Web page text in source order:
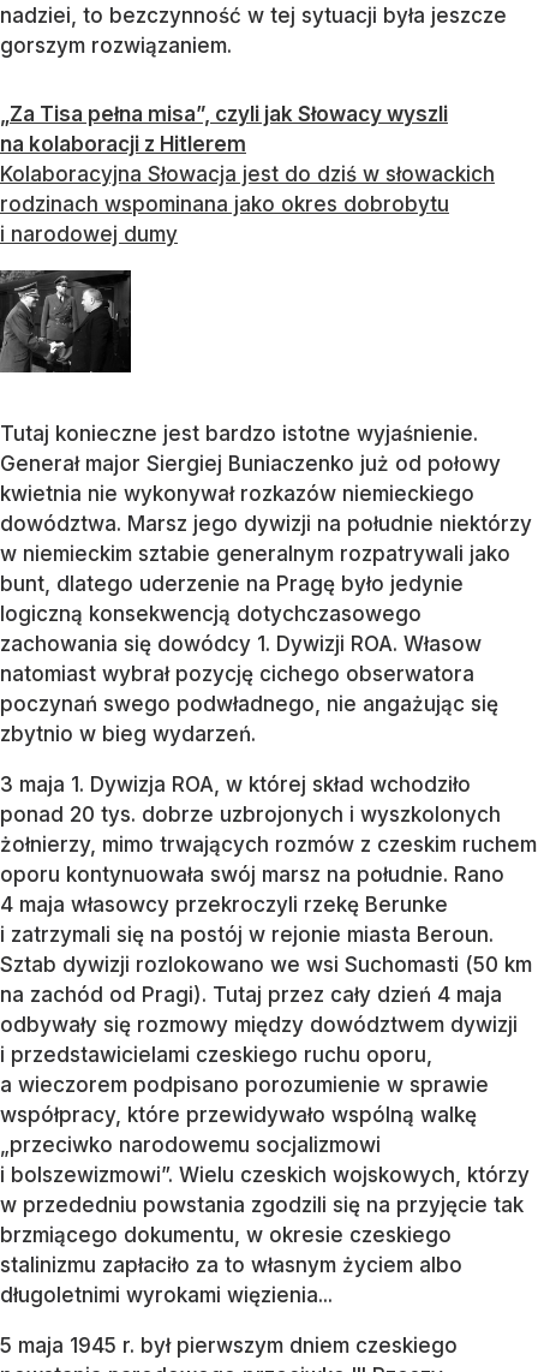
nadziei, to bezczynność w tej sytuacji była jeszcze
gorszym rozwiązaniem.
„Za Tisa pełna misa”, czyli jak Słowacy wyszli
na kolaboracji z Hitlerem
Kolaboracyjna Słowacja jest do dziś w słowackich
rodzinach wspominana jako okres dobrobytu
i narodowej dumy
Tutaj konieczne jest bardzo istotne wyjaśnienie.
Generał major Siergiej Buniaczenko już od połowy
kwietnia nie wykonywał rozkazów niemieckiego
dowództwa. Marsz jego dywizji na południe niektórzy
w niemieckim sztabie generalnym rozpatrywali jako
bunt, dlatego uderzenie na Pragę było jedynie
logiczną konsekwencją dotychczasowego
zachowania się dowódcy 1. Dywizji ROA. Własow
natomiast wybrał pozycję cichego obserwatora
poczynań swego podwładnego, nie angażując się
zbytnio w bieg wydarzeń.
3 maja 1. Dywizja ROA, w której skład wchodziło
ponad 20 tys. dobrze uzbrojonych i wyszkolonych
żołnierzy, mimo trwających rozmów z czeskim ruchem
oporu kontynuowała swój marsz na południe. Rano
4 maja własowcy przekroczyli rzekę Berunke
i zatrzymali się na postój w rejonie miasta Beroun.
Sztab dywizji rozlokowano we wsi Suchomasti (50 km
na zachód od Pragi). Tutaj przez cały dzień 4 maja
odbywały się rozmowy między dowództwem dywizji
i przedstawicielami czeskiego ruchu oporu,
a wieczorem podpisano porozumienie w sprawie
współpracy, które przewidywało wspólną walkę
„przeciwko narodowemu socjalizmowi
i bolszewizmowi”. Wielu czeskich wojskowych, którzy
w przededniu powstania zgodzili się na przyjęcie tak
brzmiącego dokumentu, w okresie czeskiego
stalinizmu zapłaciło za to własnym życiem albo
długoletnimi wyrokami więzienia...
5 maja 1945 r. był pierwszym dniem czeskiego